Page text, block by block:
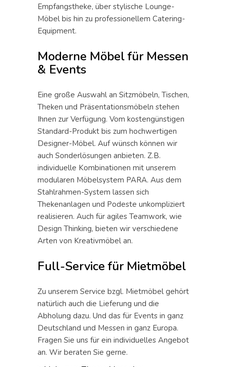
Empfangstheke, über stylische Lounge-
Möbel bis hin zu professionellem Catering-
Equipment.
Moderne Möbel für Messen
& Events
Eine große Auswahl an Sitzmöbeln, Tischen,
Theken und Präsentationsmöbeln stehen
Ihnen zur Verfügung. Vom kostengünstigen
Standard-Produkt bis zum hochwertigen
Designer-Möbel. Auf wünsch können wir
auch Sonderlösungen anbieten. Z.B.
individuelle Kombinationen mit unserem
modularen Möbelsystem PARA. Aus dem
Stahlrahmen-System lassen sich
Thekenanlagen und Podeste unkompliziert
realisieren. Auch für agiles Teamwork, wie
Design Thinking, bieten wir verschiedene
Arten von Kreativmöbel an.
Full-Service für Mietmöbel
Zu unserem Service bzgl. Mietmöbel gehört
natürlich auch die Lieferung und die
Abholung dazu. Und das für Events in ganz
Deutschland und Messen in ganz Europa.
Fragen Sie uns für ein individuelles Angebot
an. Wir beraten Sie gerne.